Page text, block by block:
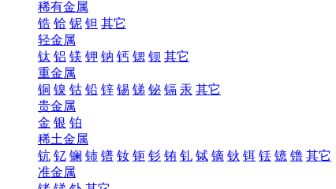
稀有金属
锆 铪 铌 钽 其它
轻金属
钛 铝 镁 钾 钠 钙 锶 钡 其它
重金属
铜 镍 钴 铅 锌 锡 锑 铋 镉 汞 其它
贵金属
金 银 铂
稀土金属
钪 钇 镧 铈 镨 钕 钷 钐 铕 钆 铽 镝 钬 铒 铥 镱 镥 其它
准金属